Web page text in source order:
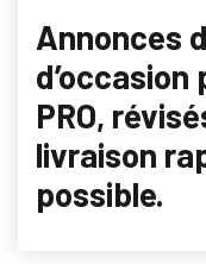
Annonces
d’occasion
PRO,
livraison
possible.